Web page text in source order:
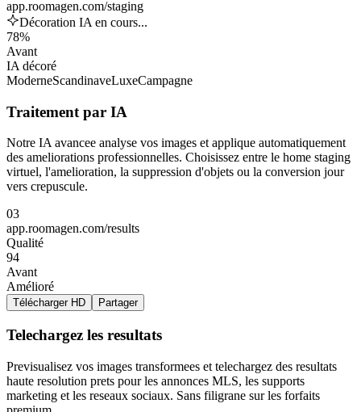
app.roomagen.com/staging
Décoration IA en cours...
78%
Avant
IA décoré
ModerneScandinaveLuxeCampagne
Traitement par IA
Notre IA avancee analyse vos images et applique automatiquement
des ameliorations professionnelles. Choisissez entre le home staging
virtuel, l'amelioration, la suppression d'objets ou la conversion jour
vers crepuscule.
03
app.roomagen.com/results
Qualité
94
Avant
Amélioré
Télécharger HD Partager
Telechargez les resultats
Previsualisez vos images transformees et telechargez des resultats
haute resolution prets pour les annonces MLS, les supports
marketing et les reseaux sociaux. Sans filigrane sur les forfaits